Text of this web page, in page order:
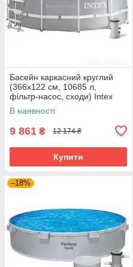
Басейн каркасний круглий
(366x122 см, 10685 л,
фільтр-насос, сходи) Intex
26718 Сірий Акція до 09.08
В наявності
9 861 ₴ 12 174 ₴
Купити
–18%